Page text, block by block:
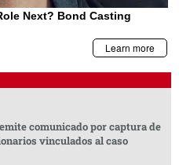
comunicado por captura de
vinculados al caso